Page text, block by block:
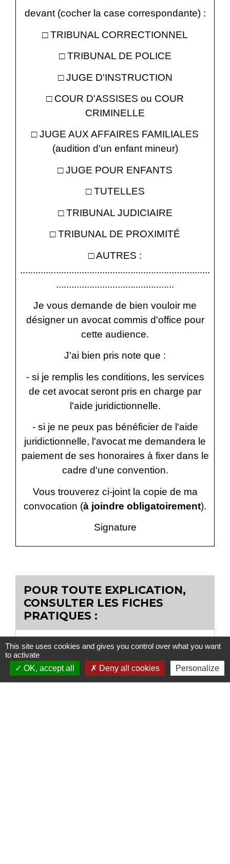
devant (cocher la case correspondante) :
□ TRIBUNAL CORRECTIONNEL
□ TRIBUNAL DE POLICE
□ JUGE D'INSTRUCTION
□ COUR D'ASSISES ou COUR
CRIMINELLE
□ JUGE AUX AFFAIRES FAMILIALES
(audition d'un enfant mineur)
□ JUGE POUR ENFANTS
□ TUTELLES
□ TRIBUNAL JUDICIAIRE
□ TRIBUNAL DE PROXIMITÉ
□ AUTRES :
..........................................................................
..............................................
Je vous demande de bien vouloir me
désigner un avocat commis d'office pour
cette audience.
J'ai bien pris note que :
- si je remplis les conditions, les services
de cet avocat seront pris en charge par
l'aide juridictionnelle.
- si je ne peux pas bénéficier de l'aide
juridictionnelle, l'avocat me demandera le
paiement de ses honoraires à fixer dans le
cadre d'une convention.
Vous trouverez ci-joint la copie de ma
convocation (à joindre obligatoirement).
Signature
POUR TOUTE EXPLICATION,
CONSULTER LES FICHES
PRATIQUES :
Particuliers
Comment bénéficier d'un avocat commis
d'office ?
This site uses cookies and gives you control over what you want
to activate
OK, accept all
Deny all cookies Personalize